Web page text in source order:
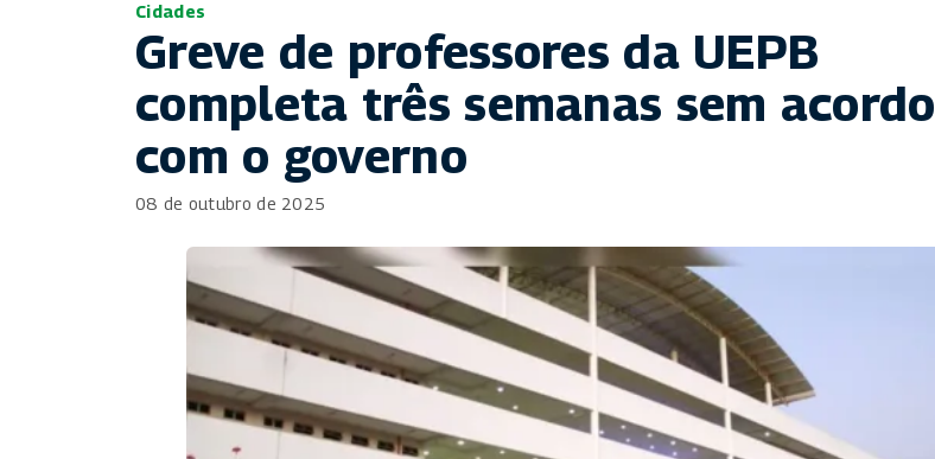
Cidades
Greve de professores da UEPB
completa três semanas sem acordo
com o governo
08 de outubro de 2025